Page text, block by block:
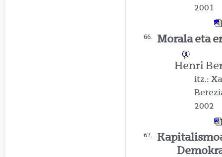
2001
66. Morala eta
Henri
itz.:
2002
67.